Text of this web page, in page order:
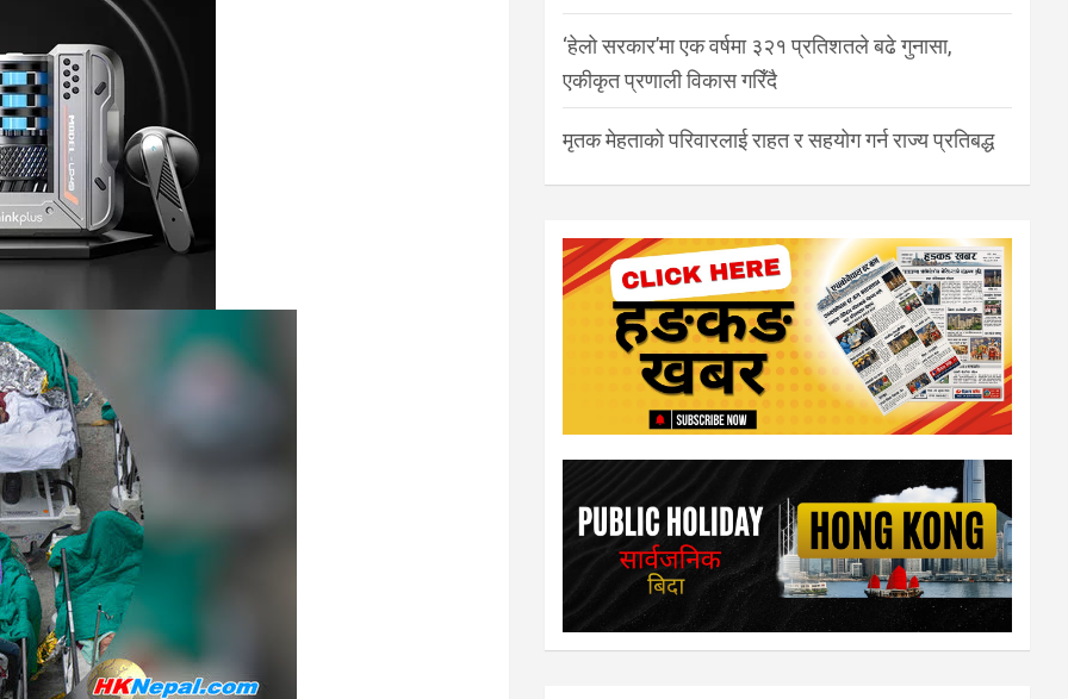
‘हेलो सरकार’मा एक वर्षमा ३२१ प्रतिशतले बढे गुनासा,
एकीकृत प्रणाली विकास गरिँदै
मृतक मेहताको परिवारलाई राहत र सहयोग गर्न राज्य प्रतिबद्ध